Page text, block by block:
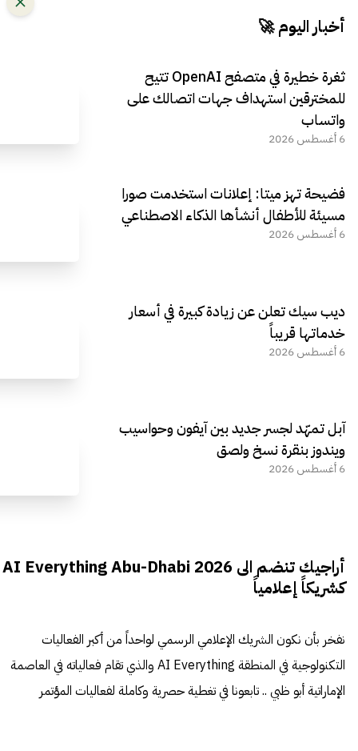
أخبار اليوم 🚀
ثغرة خطيرة في متصفح OpenAI تتيح
للمخترقين استهداف جهات اتصالك على
واتساب
6 أغسطس 2026
فضيحة تهز ميتا: إعلانات استخدمت صورا
مسيئة للأطفال أنشأها الذكاء الاصطناعي
6 أغسطس 2026
ديب سيك تعلن عن زيادة كبيرة في أسعار
خدماتها قريباً
6 أغسطس 2026
آبل تمهّد لجسر جديد بين آيفون وحواسيب
ويندوز بنقرة نسخ ولصق
6 أغسطس 2026
أراجيك تنضم الى AI Everything Abu-Dhabi 2026
كشريكاً إعلامياً
نفخر بأن نكون الشريك الإعلامي الرسمي لواحداً من أكبر الفعاليات
التكنولوجية في المنطقة AI Everything والذي تقام فعالياته في العاصمة
الإماراتية أبو ظبي .. تابعونا في تغطية حصرية وكاملة لفعاليات المؤتمر